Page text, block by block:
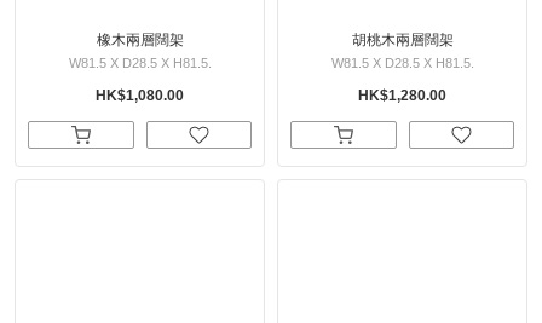
橡木兩層闊架
W81.5 X D28.5 X H81.5.
HK$1,080.00
胡桃木兩層闊架
W81.5 X D28.5 X H81.5.
HK$1,280.00